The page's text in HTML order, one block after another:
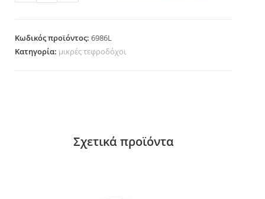
Κωδικός προϊόντος: 6986L
Κατηγορία: μικρές τεφροδόχοι
Σχετικά προϊόντα